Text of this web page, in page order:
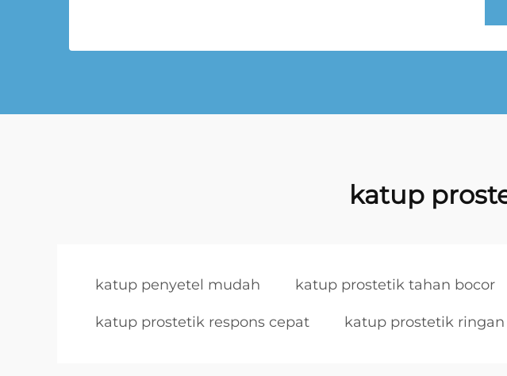
katup
katup penyetel mudah katup prostetik tahan bocor
katup prostetik respons cepat katup prostetik ringan